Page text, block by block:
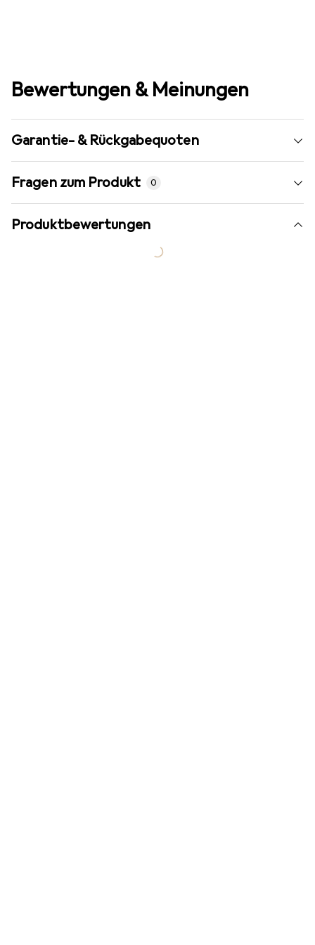
Bewertungen & Meinungen
Garantie- & Rückgabequoten
Fragen zum Produkt 0
Produktbewertungen